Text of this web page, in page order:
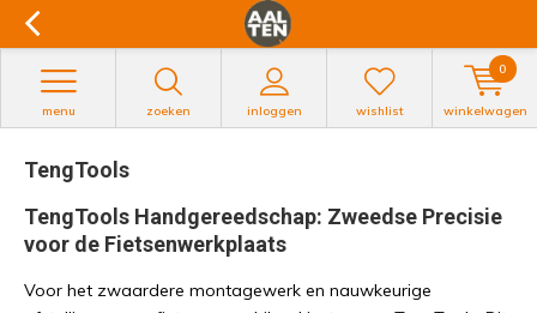
zoeken inloggen
menu wishlist winkelwagen
0
TengTools
TengTools Handgereedschap: Zweedse Precisie
voor de Fietsenwerkplaats
Voor het zwaardere montagewerk en nauwkeurige